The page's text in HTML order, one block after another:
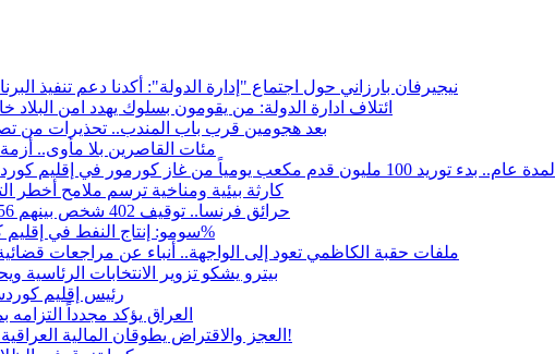
نيجيرفان بارزاني حول اجتماع "إدارة الدولة": أكدنا دعم تنفيذ
ائتلاف ادارة الدولة: من يقومون بسلوك يهدد امن
بعد هجومين قرب باب المندب.. تحذيرات من
مئات القاصرين بلا مأوى..
لمدة عام.. بدء توريد 100 مليون قدم مكعب يومياً من غاز كورمور في إقليم كوردستان إلى وزارة الكهرباء العراقية
15كارثة بيئية ومناخية ترسم ملامح أخطر
حرائق فرنسا.. توقيف 402 شخص بينهم 156 قاصرا منذ بداية موسم الحرائق
سومو: إنتاج النفط في إقليم كوردستان انخفض إلى أقل من 10%
ملفات حقبة الكاظمي تعود إلى الواجهة.. أنباء عن مراجعات
بيترو يشكو تزوير الانتخابات
رئيس إقليم
العراق يؤكد مجدداً
العجز والاقتراض يطوقان المالية العراقية.. اقتراض يتجاوز 3 تريليونات دينار!